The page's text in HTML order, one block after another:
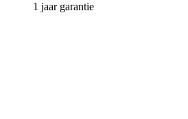
1 jaar garantie